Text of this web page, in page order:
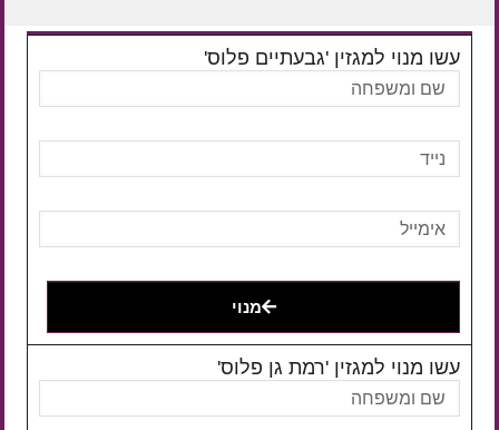
עשו מנוי למגזין 'גבעתיים פלוס'
מנוי
עשו מנוי למגזין 'רמת גן פלוס'